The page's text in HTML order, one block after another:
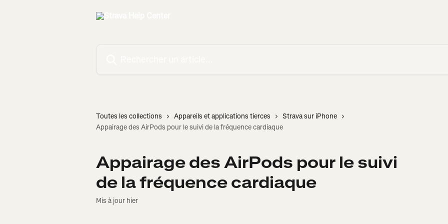
Toutes les collections Appareils et applications tierces
Strava sur iPhone
Appairage des AirPods pour le suivi de la fréquence cardiaque
Appairage des AirPods pour le suivi
de la fréquence cardiaque
Mis à jour hier